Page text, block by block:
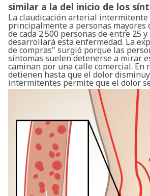
similar a la del inicio de los
La claudicación arterial intermitente
principalmente a personas mayores
de cada 2.500 personas de entre 25 y
desarrollará esta enfermedad. La
de compras" surgió porque las
síntomas suelen detenerse a mirar
caminan por una calle comercial. En
detienen hasta que el dolor
intermitentes permite que el dolor